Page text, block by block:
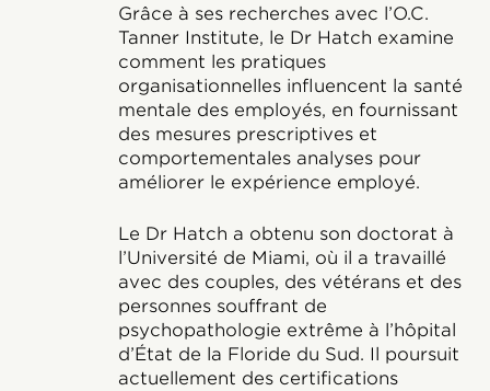
Grâce à ses recherches avec l’O.C.
Tanner Institute, le Dr Hatch examine
comment les pratiques
organisationnelles influencent la santé
mentale des employés, en fournissant
des mesures prescriptives et
comportementales analyses pour
améliorer le expérience employé.
Le Dr Hatch a obtenu son doctorat à
l’Université de Miami, où il a travaillé
avec des couples, des vétérans et des
personnes souffrant de
psychopathologie extrême à l’hôpital
d’État de la Floride du Sud. Il poursuit
actuellement des certifications